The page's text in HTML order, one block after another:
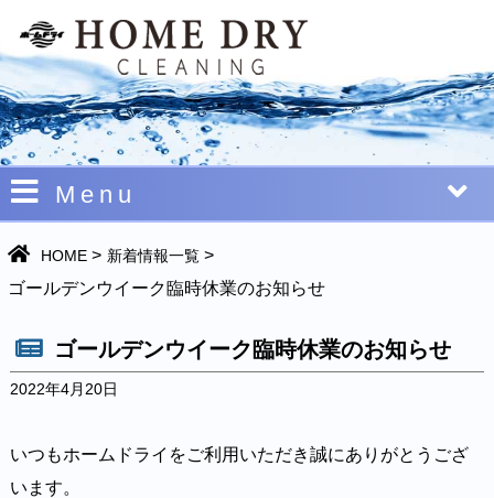
Menu
HOME > 新着情報一覧 >
ゴールデンウイーク臨時休業のお知らせ
ゴールデンウイーク臨時休業のお知らせ
2022年4月20日
いつもホームドライをご利用いただき誠にありがとうござ
います。